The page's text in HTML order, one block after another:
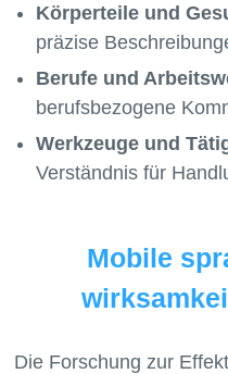
Körperteile und
präzise
Berufe und
berufsbezogene
Werkzeuge und
Verständnis für
Mobile
Die Forschung zur